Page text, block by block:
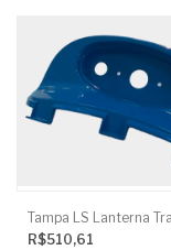
R$510,61